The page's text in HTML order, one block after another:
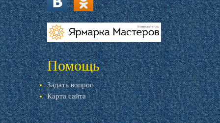
vk.com ok.ru
livemaster.ru
Помощь
Задать вопрос
Карта сайта